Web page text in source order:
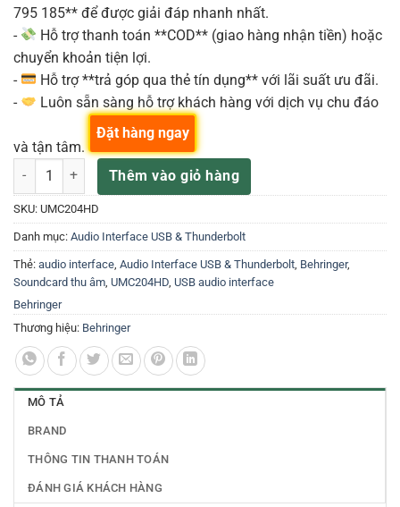
795 185** để được giải đáp nhanh nhất.
-
Hỗ trợ thanh toán **COD** (giao hàng nhận tiền) hoặc
chuyển khoản tiện lợi.
-
Hỗ trợ **trả góp qua thẻ tín dụng** với lãi suất ưu đãi.
-
Luôn sẵn sàng hỗ trợ khách hàng với dịch vụ chu đáo
và tận tâm.
Behringer UMC204HD Sound Card số lượng
Thêm vào giỏ hàng
Đặt hàng ngay
SKU: UMC204HD
Danh mục: Audio Interface USB & Thunderbolt
Thẻ: audio interface Audio Interface USB & Thunderbolt Behringer,
Soundcard thu âm UMC204HD USB audio interface
Behringer
Thương hiệu: Behringer
MÔ TẢ
BRAND
THÔNG TIN THANH TOÁN
ĐÁNH GIÁ KHÁCH HÀNG